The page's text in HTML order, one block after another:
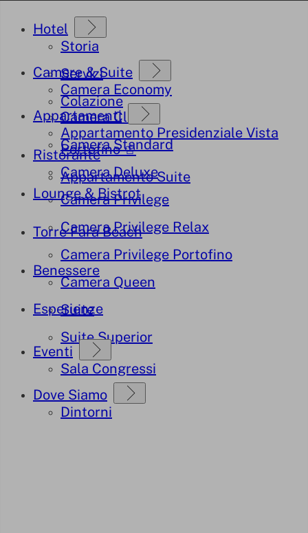
Hotel
Storia
Servizi
Colazione
Camere & Suite
Camera Economy
Camera Classic
Camera Standard
Camera Deluxe
Camera Privilege
Camera Privilege Relax
Camera Privilege Portofino
Camera Queen
Suite
Suite Superior
Appartamenti
Appartamento Presidenziale Vista
Portofino ♔
Appartamento Suite
Ristorante
Lounge & Bistrot
Torre Fara Beach
Benessere
Esperienze
Eventi
Sala Congressi
Dove Siamo
Dintorni